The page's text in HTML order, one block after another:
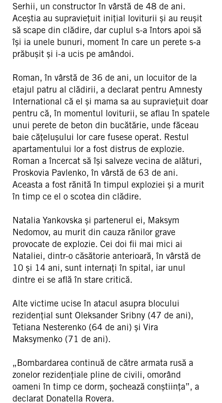
Serhii, un constructor în vârstă de 48 de ani.
Aceștia au supraviețuit inițial loviturii și au reușit
să scape din clădire, dar cuplul s-a întors apoi să
își ia unele bunuri, moment în care un perete s-a
prăbușit și i-a ucis pe amândoi.
Roman, în vârstă de 36 de ani, un locuitor de la
etajul patru al clădirii, a declarat pentru Amnesty
International că el și mama sa au supraviețuit doar
pentru că, în momentul loviturii, se aflau în spatele
unui perete de beton din bucătărie, unde făceau
baie cățelușului lor care fusese operat. Restul
apartamentului lor a fost distrus de explozie.
Roman a încercat să își salveze vecina de alături,
Proskovia Pavlenko, în vârstă de 63 de ani.
Aceasta a fost rănită în timpul exploziei și a murit
în timp ce el o scotea din clădire.
Natalia Yankovska și partenerul ei, Maksym
Nedomov, au murit din cauza rănilor grave
provocate de explozie. Cei doi fii mai mici ai
Nataliei, dintr-o căsătorie anterioară, în vârstă de
10 și 14 ani, sunt internați în spital, iar unul
dintre ei se află în stare critică.
Alte victime ucise în atacul asupra blocului
rezidențial sunt Oleksander Sribny (47 de ani),
Tetiana Nesterenko (64 de ani) și Vira
Maksymenko (71 de ani).
„Bombardarea continuă de către armata rusă a
zonelor rezidențiale pline de civili, omorând
oameni în timp ce dorm, șochează conștiința”, a
declarat Donatella Rovera.